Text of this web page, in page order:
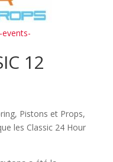
12
Pistons et Props,
les Classic 24 Hour